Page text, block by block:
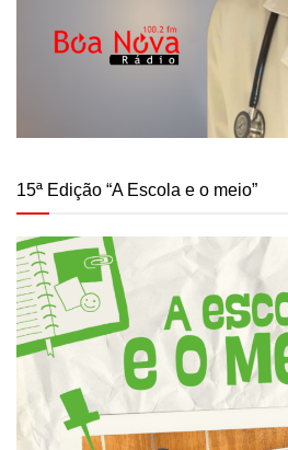
15ª Edição “A Escola e o meio”